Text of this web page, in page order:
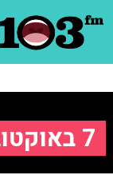
7 באוקטובר